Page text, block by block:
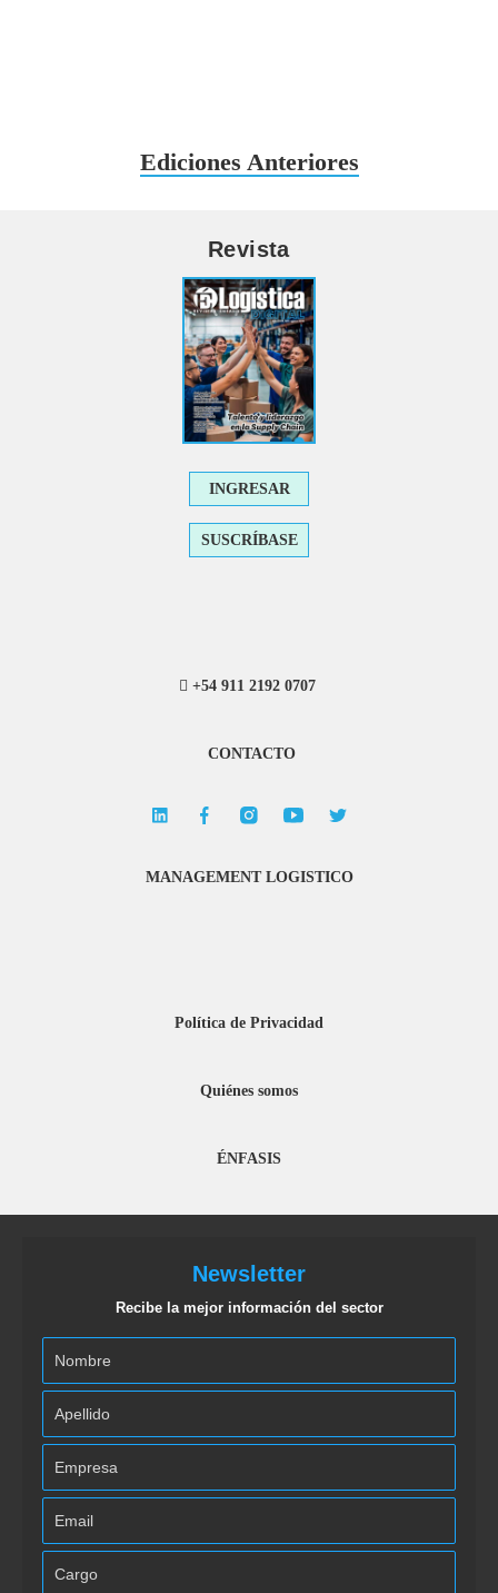
Ediciones Anteriores
Revista
INGRESAR
SUSCRÍBASE
+54 911 2192 0707
CONTACTO
MANAGEMENT LOGISTICO
Política de Privacidad
Quiénes somos
ÉNFASIS
Newsletter
Recibe la mejor información del sector